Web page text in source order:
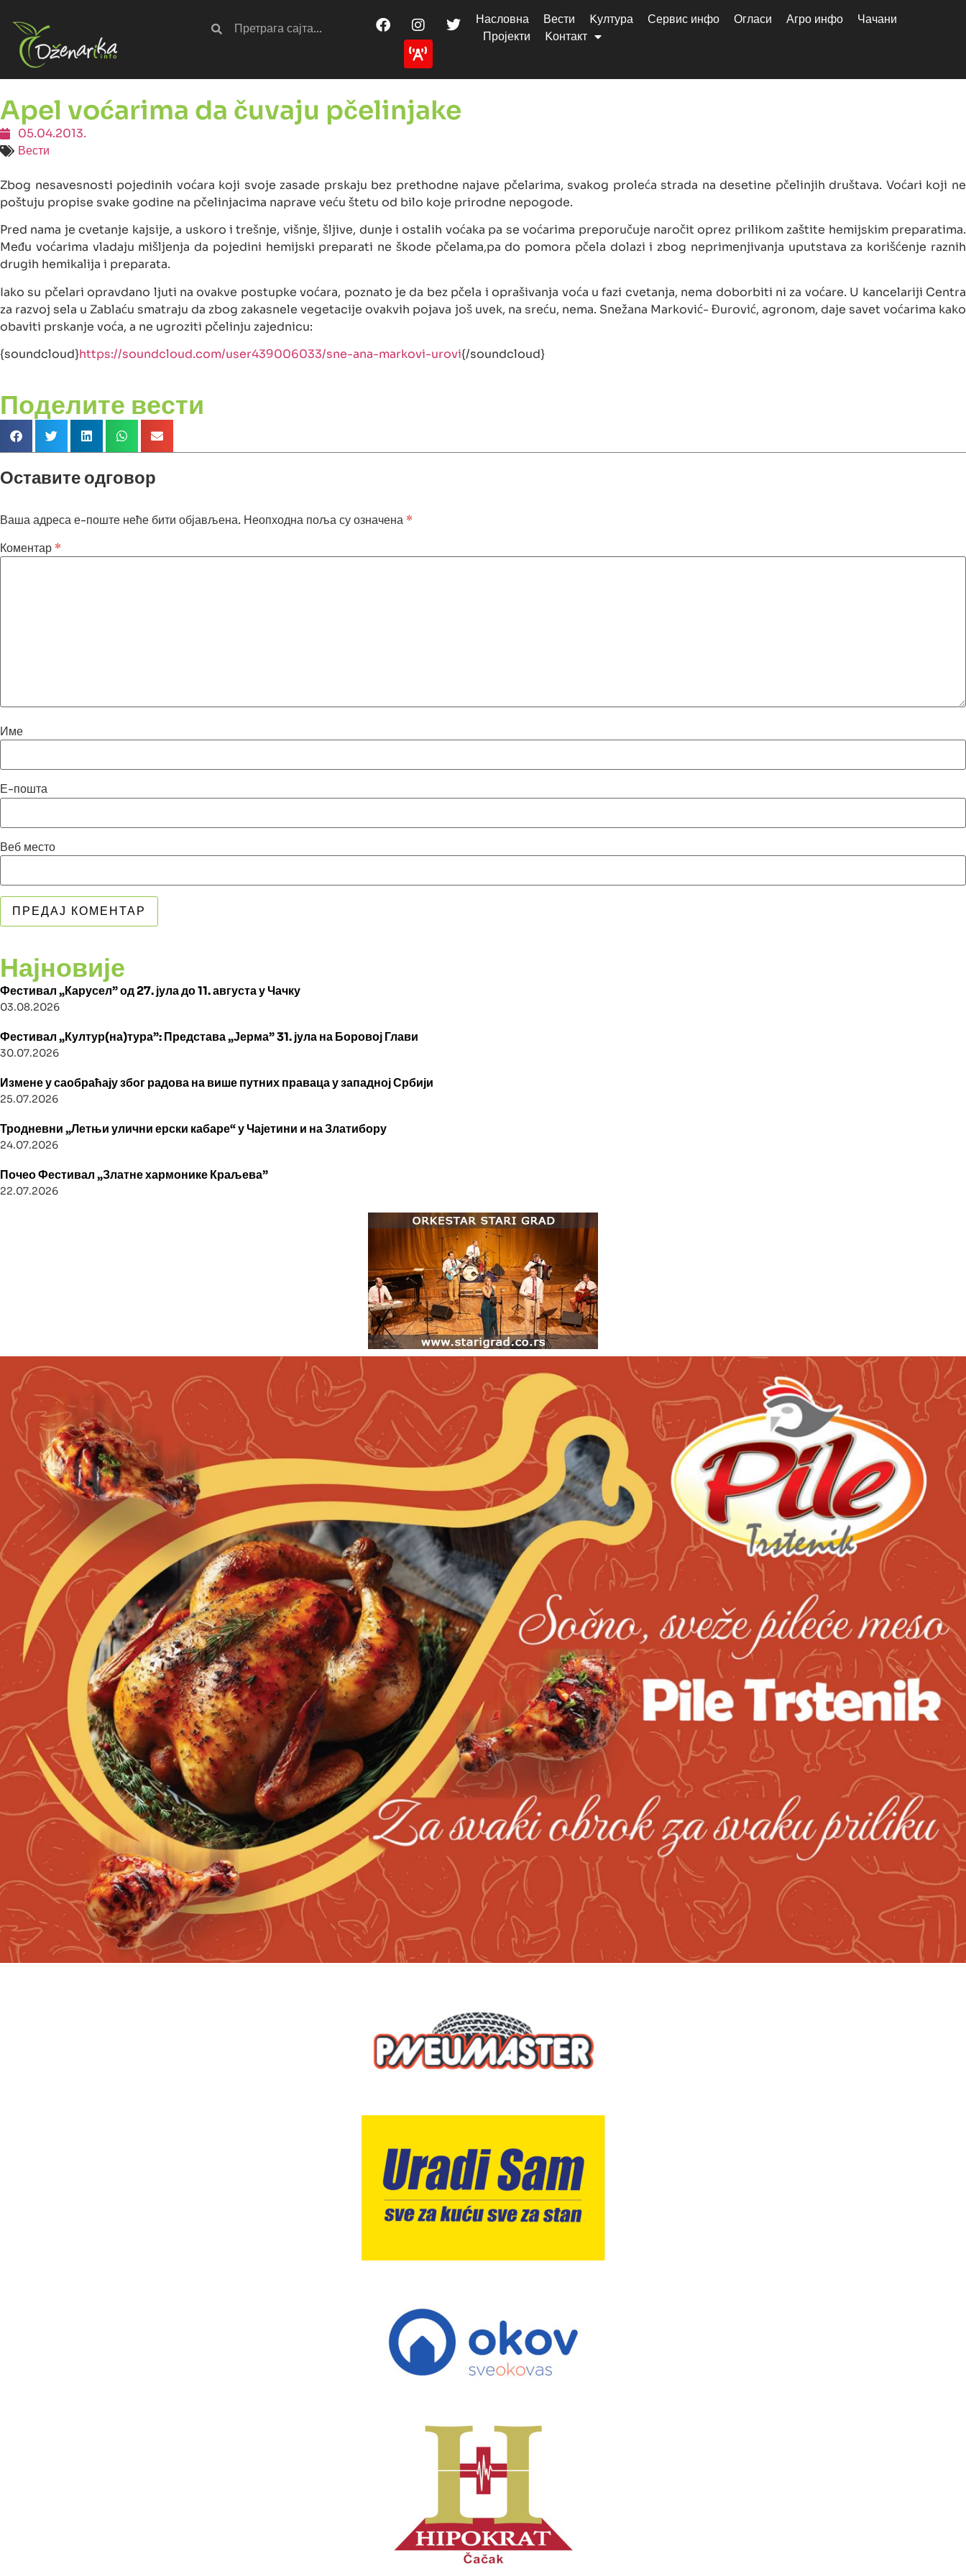
Насловна Вести Kултура Сервис инфо Огласи Агро инфо
Чачани
Пројекти
Kонтакт
Apel voćarima da čuvaju pčelinjake
05.04.2013.
Вести
Zbog nesavesnosti pojedinih voćara koji svoje zasade prskaju bez prethodne najave pčelarima, svakog proleća strada na desetine pčelinjih društava. Voćari koji ne
poštuju propise svake godine na pčelinjacima naprave veću štetu od bilo koje prirodne nepogode.
Pred nama je cvetanje kajsije, a uskoro i trešnje, višnje, šljive, dunje i ostalih voćaka pa se voćarima preporučuje naročit oprez prilikom zaštite hemijskim preparatima.
Među voćarima vladaju mišljenja da pojedini hemijski preparati ne škode pčelama,pa do pomora pčela dolazi i zbog neprimenjivanja uputstava za korišćenje raznih
drugih hemikalija i preparata.
Iako su pčelari opravdano ljuti na ovakve postupke voćara, poznato je da bez pčela i oprašivanja voća u fazi cvetanja, nema doborbiti ni za voćare. U kancelariji Centra
za razvoj sela u Zablaću smatraju da zbog zakasnele vegetacije ovakvih pojava još uvek, na sreću, nema. Snežana Marković- Đurović, agronom, daje savet voćarima kako
obaviti prskanje voća, a ne ugroziti pčelinju zajednicu:
{soundcloud}https://soundcloud.com/user439006033/sne-ana-markovi-urovi{/soundcloud}
Поделите вести
Оставите одговор
Ваша адреса е-поште неће бити објављена. Неопходна поља су означена *
Коментар *
Име
Е-пошта
Веб место
Најновије
Фестивал „Карусел” од 27. јула до 11. августа у Чачку
03.08.2026
Фестивал „Култур(на)тура”: Представа „Јерма” 31. јула на Боровој Глави
30.07.2026
Измене у саобраћају због радова на више путних праваца у западној Србији
25.07.2026
Тродневни „Летњи улични ерски кабаре“ у Чајетини и на Златибору
24.07.2026
Почео Фестивал „Златне хармонике Краљева”
22.07.2026